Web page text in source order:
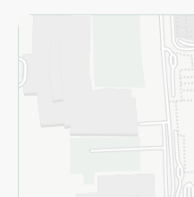
سياسة الاستخدام